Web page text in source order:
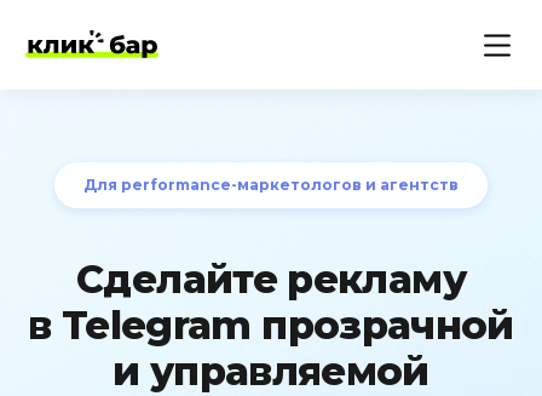
Для performance-маркетологов и агентств
Сделайте рекламу
в Telegram прозрачной
и управляемой